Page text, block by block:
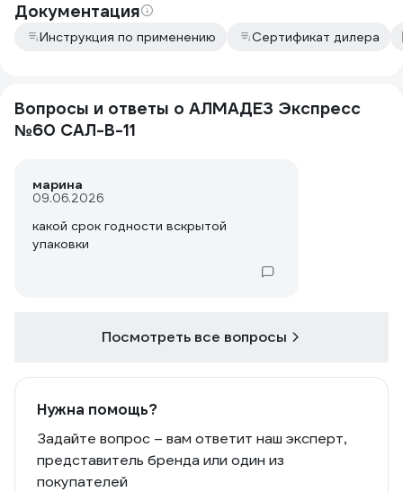
Документация
Инструкция по применению Сертификат дилера
Вопросы и ответы о АЛМАДЕЗ Экспресс
№60 САЛ-В-11
марина
09.06.2026
какой срок годности вскрытой
упаковки
Посмотреть все вопросы
Нужна помощь?
Задайте вопрос – вам ответит наш эксперт,
представитель бренда или один из
покупателей